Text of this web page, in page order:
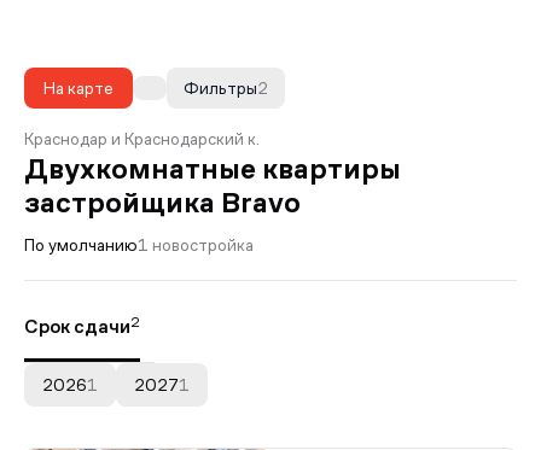
На карте 2
Фильтры
Краснодар и Краснодарский к.
Двухкомнатные квартиры
застройщика Bravo
По умолчанию1 новостройка
Срок сдачи2
20261 20271